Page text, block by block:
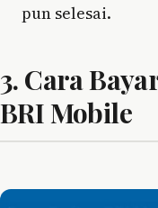
pun selesai.
3. Cara
BRI Mobile